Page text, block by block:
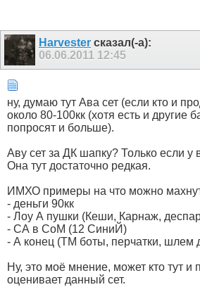
Harvester сказал(-а):
06.06.2011 12:45
ну, думаю тут Ава сет (если кто и
около 80-100кк (хотя есть и другие
попросят и больше).
Аву сет за ДК шапку? Только если у
Она тут достаточно редкая.
ИМХО примеры на что можно
- деньги 90кк
- Лоу А пушки (Кеши, Карнаж,
- СА в СоМ (12 СиниЙ)
- А конец (ТМ боты, перчатки, шлем
Ну, это моё мнение, может кто тут и
оценивает данный сет.